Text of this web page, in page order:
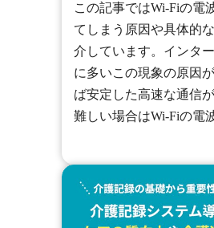
この記事ではWi-Fiの電
てしまう原因や具体的
介しています。インタ
に多いこの現象の原因
ば安定した高速な通信
難しい場合はWi-Fiの電